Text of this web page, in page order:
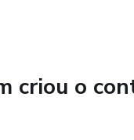
sua experiência
roçadeira!
criou o